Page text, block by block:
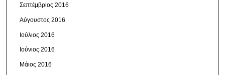
Σεπτέμβριος 2016
Αύγουστος 2016
Ιούλιος 2016
Ιούνιος 2016
Μάιος 2016